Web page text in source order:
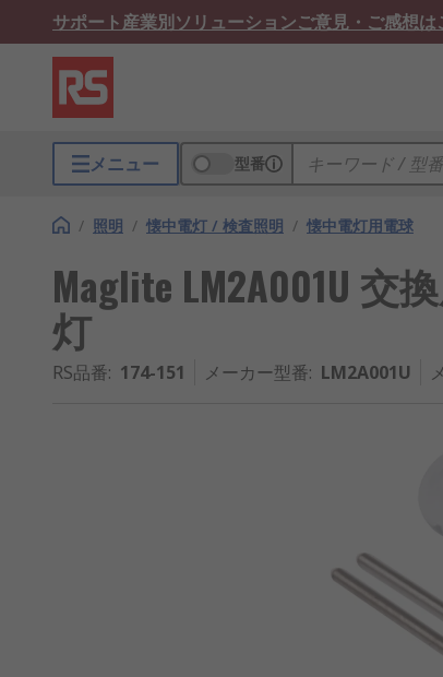
サポート産業別ソリューションご意見・ご感想は
メニュー 型番
/ 照明 / 懐中電灯 / 検査照明 / 懐中電灯用電球
Maglite LM2A001U 交
灯
RS品番: 174-151 メーカー型番: LM2A001U